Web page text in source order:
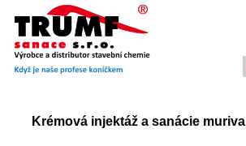
Krémová injektáž a sanácie muriva